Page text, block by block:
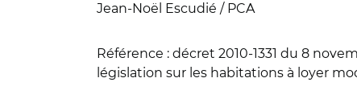
Jean-Noël Escudié / PCA
Référence : décret 2010-1331 du 8
législation sur les habitations à loyer